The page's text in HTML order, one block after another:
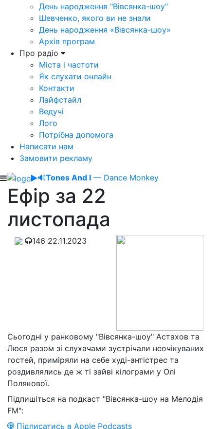
День народження "Вівсянка-шоу"
Шевченко, якого ви не знали
День народження «Вівсянка-шоу»
Архів програм
Про радіо
Міста і частоти
Як слухати онлайн
Контакти
Лайфстайл
Ведучі
Лого
Потрібна допомога
Написати нам
Замовити рекламу
🔊Tones And I — Dance Monkey
Ефір за 22
листопада
146 22.11.2023
Сьогодні у ранковому "Вівсянка-шоу" Астахов та
Люся разом зі слухачами зустрічали неочікуваних
гостей, приміряли на себе худі-антістрес та
роздивлялись де ж ті зайві кілограми у Олі
Полякової.
Підпишіться на подкаст "Вівсянка-шоу на Мелодія
FM":
Підписатись в Apple Podcasts